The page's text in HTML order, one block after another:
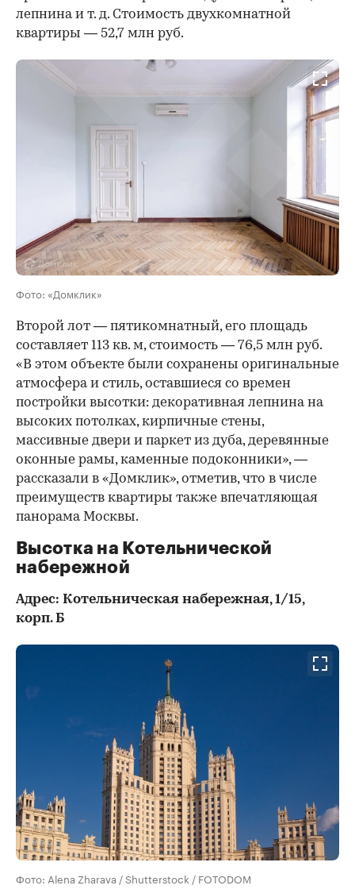
лепнина и т. д. Стоимость двухкомнатной
квартиры — 52,7 млн руб.
Фото: «Домклик»
Второй лот — пятикомнатный, его площадь
составляет 113 кв. м, стоимость — 76,5 млн руб.
«В этом объекте были сохранены оригинальные
атмосфера и стиль, оставшиеся со времен
постройки высотки: декоративная лепнина на
высоких потолках, кирпичные стены,
массивные двери и паркет из дуба, деревянные
оконные рамы, каменные подоконники», —
рассказали в «Домклик», отметив, что в числе
преимуществ квартиры также впечатляющая
панорама Москвы.
Высотка на Котельнической
набережной
Адрес: Котельническая набережная, 1/15,
корп. Б
Фото: Alena Zharava / Shutterstock / FOTODOM